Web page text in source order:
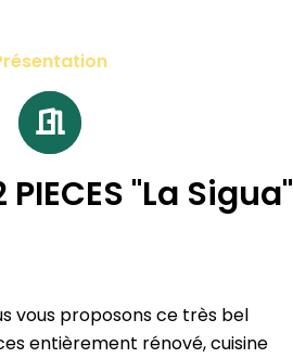
"La Sigua"
vous proposons ce très bel
entièrement rénové, cuisine